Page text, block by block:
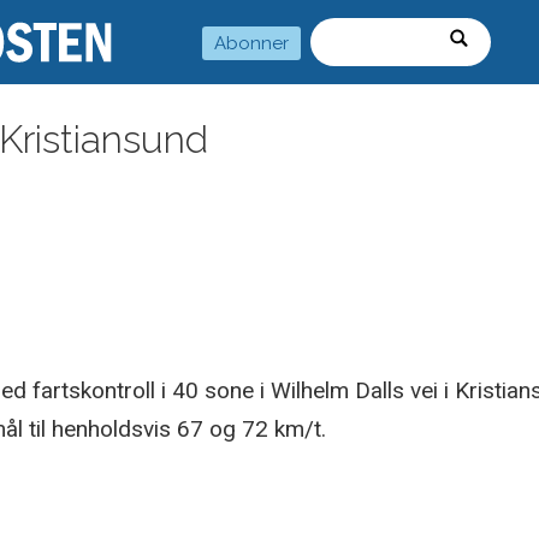
Abonner
Søk
fartskontroll i 40 sone i Wilhelm Dalls vei i
til henholdsvis 67 og 72 km/t.